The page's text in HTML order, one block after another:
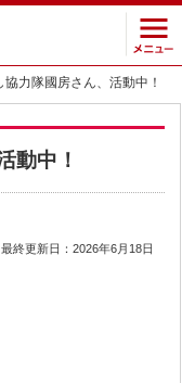
力隊國房さん、活動中！
動中！
最終更新日：2026年6月18日